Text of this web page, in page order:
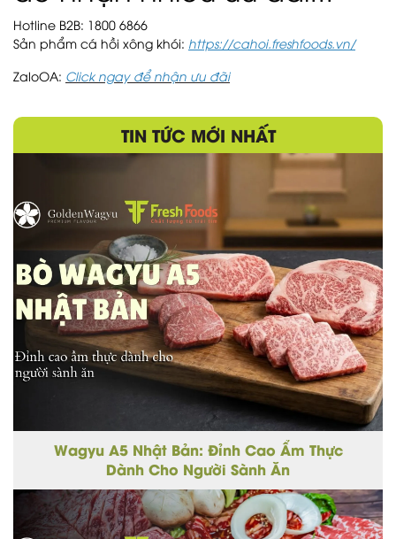
Hotline B2B: 1800 6866
Sản phẩm cá hồi xông khói: https://cahoi.freshfoods.vn/
ZaloOA: Click ngay để nhận ưu đãi
TIN TỨC MỚI NHẤT
Wagyu A5 Nhật Bản: Đỉnh Cao Ẩm Thực
Dành Cho Người Sành Ăn